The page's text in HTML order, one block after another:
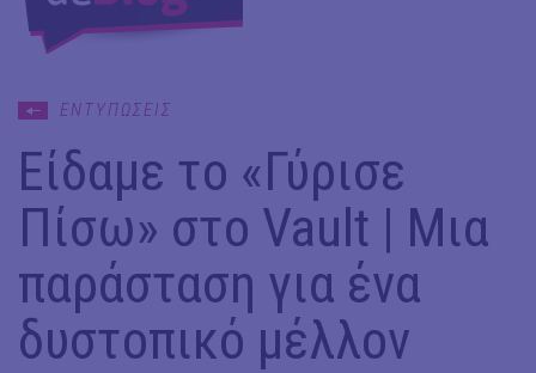
ΕΝΤΥΠΩΣΕΙΣ
Είδαμε το «Γύρισε
Πίσω» στο Vault | Μια
παράσταση για ένα
δυστοπικό μέλλον